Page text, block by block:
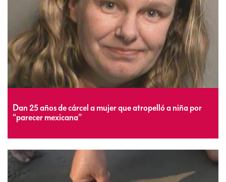
Dan 25 años de cárcel a mujer que atropelló a niña por
“parecer mexicana”